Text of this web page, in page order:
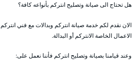
هل تحتاج الى صيانة وتصليح انتركم بأنواعه كافة؟
الان نقدم لكم خدمة صيانة انتركم وبدالات مع فني
الاعمال الخاصة الانتركم أو البدالة.
وعند قيامنا بصيانة وتصليح انتركم فأننا نعمل على: